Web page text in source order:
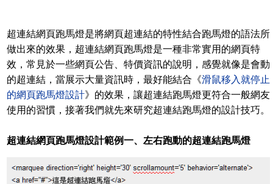
超連結網頁跑馬燈是將網頁超連結的特性結合跑馬燈的語法所
做出來的效果，超連結網頁跑馬燈是一種非常實用的網頁特
效，常見於一些網頁公告、特價資訊的說明，感覺就像是會動
的超連結，當展示大量資訊時，最好能結合《滑鼠移入就停止
的網頁跑馬燈設計》的效果，讓超連結跑馬燈更符合一般網友
使用的習慣，接著我們就先來研究超連結跑馬燈的設計技巧。
超連結網頁跑馬燈設計範例一、左右跑動的超連結跑馬燈